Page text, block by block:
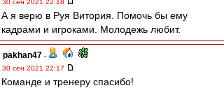
30 сен 2021 22:18
А я верю в Руя Витория. Помочь бы ему
кадрами и игроками. Молодежь любит.
pakhan47 -
30 сен 2021 22:17
Команде и тренеру спасибо!